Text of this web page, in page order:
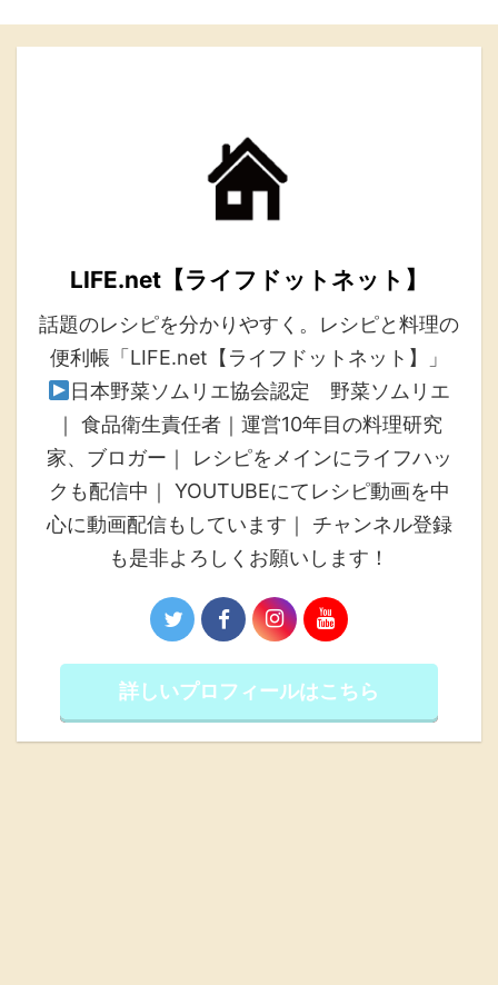
LIFE.net【ライフドットネット】
話題のレシピを分かりやすく。レシピと料理の
便利帳「LIFE.net【ライフドットネット】」
日本野菜ソムリエ協会認定 野菜ソムリエ
｜ 食品衛生責任者｜運営10年目の料理研究
家、ブロガー｜ レシピをメインにライフハッ
クも配信中｜ YOUTUBEにてレシピ動画を中
心に動画配信もしています｜ チャンネル登録
も是非よろしくお願いします！
詳しいプロフィールはこちら